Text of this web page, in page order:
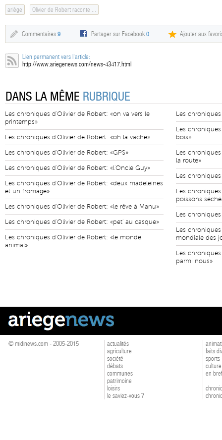
ariège Olivier de Robert raconte ...
Commentaires 9 Partager sur Facebook0 Ajouter aux
Lien permanent vers l'article:
http://www.ariegenews.com/news-43417.html
DANS LA MÊME RUBRIQUE
Les chroniques d'Olivier de Robert: «on va vers le
printemps»
Les chroniques d'Olivier de Robert: «oh la vache»
Les chroniques d'Olivier de Robert: «GPS»
Les chroniques d'Olivier de Robert: «l'Oncle Guy»
Les chroniques d'Olivier de Robert: «deux madeleines
et un fromage»
Les chroniques d'Olivier de Robert: «le rêve à Manu»
Les chroniques d'Olivier de Robert: «pet' au casque»
Les chroniques d'Olivier de Robert: «le monde
animal»
Les
Les
bois»
Les
la route»
Les
Les
poissons
Les
Les
mondiale des
Les
parmi nous»
© midinews.com - 2005-2015
actualités
agriculture
société
débats
communes
patrimoine
loisirs
le saviez-vous ?
faits
sports
culture
en bref